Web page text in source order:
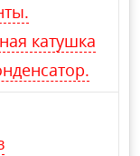
катушка